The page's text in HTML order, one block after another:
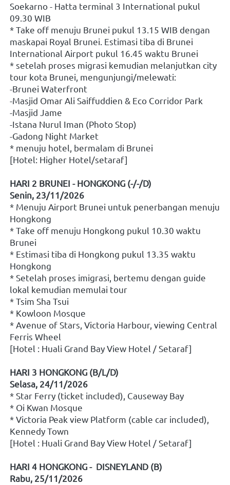
Soekarno - Hatta terminal 3 International pukul
09.30 WIB
* Take off menuju Brunei pukul 13.15 WIB dengan
maskapai Royal Brunei. Estimasi tiba di Brunei
International Airport pukul 16.45 waktu Brunei
* setelah proses migrasi kemudian melanjutkan city
tour kota Brunei, mengunjungi/melewati:
-Brunei Waterfront
-Masjid Omar Ali Saiffuddien & Eco Corridor Park
-Masjid Jame
-Istana Nurul Iman (Photo Stop)
-Gadong Night Market
* menuju hotel, bermalam di Brunei
[Hotel: Higher Hotel/setaraf]
HARI 2 BRUNEI - HONGKONG (-/-/D)
Senin, 23/11/2026
* Menuju Airport Brunei untuk penerbangan menuju
Hongkong
* Take off menuju Hongkong pukul 10.30 waktu
Brunei
* Estimasi tiba di Hongkong pukul 13.35 waktu
Hongkong
* Setelah proses imigrasi, bertemu dengan guide
lokal kemudian memulai tour
* Tsim Sha Tsui
* Kowloon Mosque
* Avenue of Stars, Victoria Harbour, viewing Central
Ferris Wheel
[Hotel : Huali Grand Bay View Hotel / Setaraf]
HARI 3 HONGKONG (B/L/D)
Selasa, 24/11/2026
* Star Ferry (ticket included), Causeway Bay
* Oi Kwan Mosque
* Victoria Peak view Platform (cable car included),
Kennedy Town
[Hotel : Huali Grand Bay View Hotel / Setaraf]
HARI 4 HONGKONG -  DISNEYLAND (B)
Rabu, 25/11/2026